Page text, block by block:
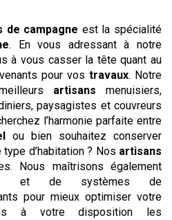
de campagne est la spécialité
. En vous adressant à notre
à vous casser la tête quant au
pour vos travaux. Notre
artisans menuisiers,
paysagistes et couvreurs
l’harmonie parfaite entre
ou bien souhaitez conserver
type d’habitation ? Nos artisans
Nous maîtrisons également
et de systèmes de
pour mieux optimiser votre
à votre disposition les